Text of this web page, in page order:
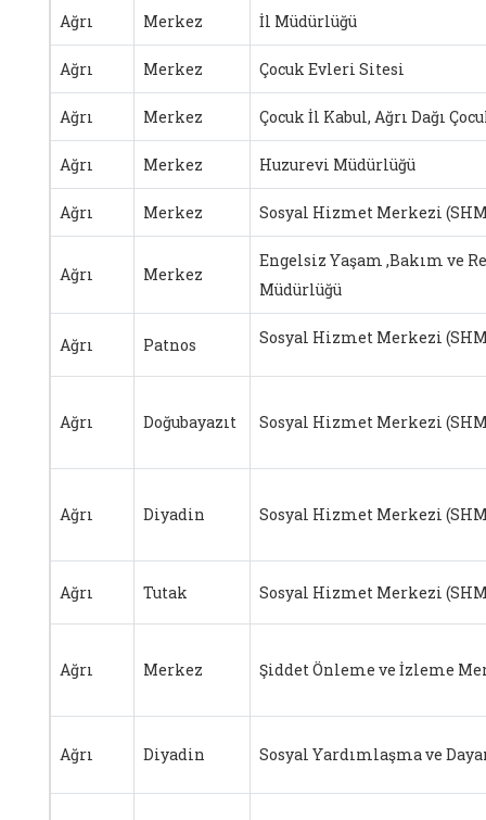
Ağrı Merkez İl Müdürlüğü
Ağrı Merkez Çocuk Evleri Sitesi
Ağrı Merkez Çocuk İl Kabul, Ağrı Dağı
Ağrı Merkez Huzurevi Müdürlüğü
Ağrı Merkez Sosyal Hizmet Merkezi
Ağrı Merkez
Engelsiz Yaşam ,Bakım ve
Müdürlüğü
Ağrı Patnos Sosyal Hizmet Merkezi
Ağrı Doğubayazıt Sosyal Hizmet Merkezi
Ağrı Diyadin Sosyal Hizmet Merkezi
Ağrı Tutak Sosyal Hizmet Merkezi
Ağrı Merkez Şiddet Önleme ve İzleme
Ağrı Diyadin Sosyal Yardımlaşma ve